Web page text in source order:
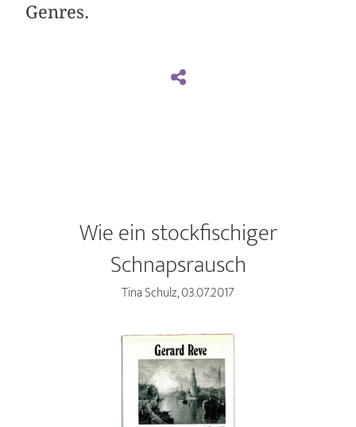
Genres.
Wie ein stockfischiger
Schnapsrausch
Tina Schulz, 03.07.2017